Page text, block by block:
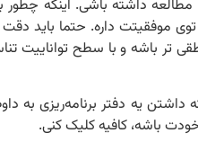
برای شروع مطالعه داشته باشی. اینکه
موفقیتت داره. حتما باید
تر باشه و با سطح تواناییت
یه دفتر برنامه‌ریزی به
باشه، کافیه کلیک کنی.